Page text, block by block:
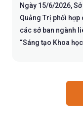
Ngày 15/6/2026,
Quảng Trị phối hợp
các sở ban ngành
“Sáng tạo Khoa